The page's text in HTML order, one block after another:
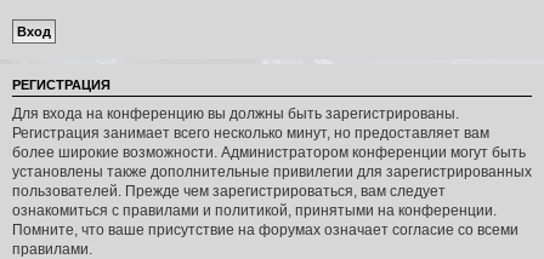
РЕГИСТРАЦИЯ
Для входа на конференцию вы должны быть зарегистрированы.
Регистрация занимает всего несколько минут, но предоставляет вам
более широкие возможности. Администратором конференции могут быть
установлены также дополнительные привилегии для зарегистрированных
пользователей. Прежде чем зарегистрироваться, вам следует
ознакомиться с правилами и политикой, принятыми на конференции.
Помните, что ваше присутствие на форумах означает согласие со всеми
правилами.